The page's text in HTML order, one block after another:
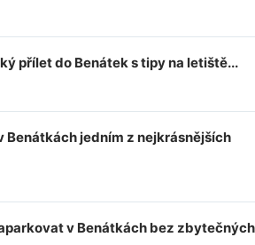
přílet do Benátek s tipy na letiště...
Benátkách jedním z nejkrásnějších
v Benátkách bez zbytečných